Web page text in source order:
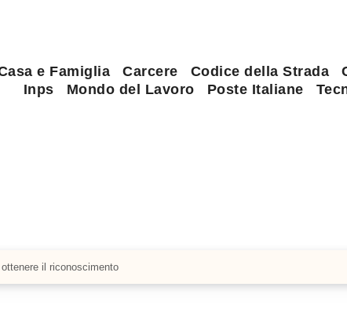
e Famiglia Carcere Codice della Strada
Inps
Mondo del Lavoro Poste Italiane
il riconoscimento